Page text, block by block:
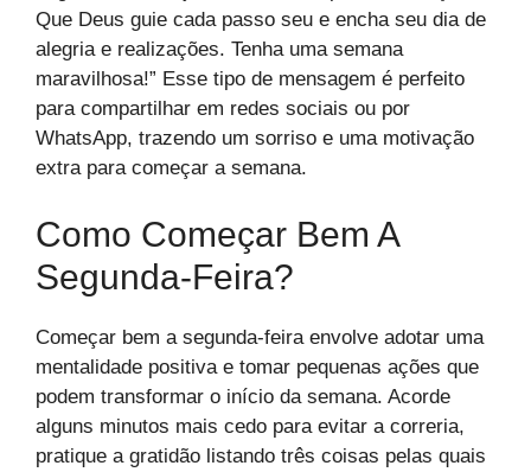
Que Deus guie cada passo seu e encha seu dia de
alegria e realizações. Tenha uma semana
maravilhosa!” Esse tipo de mensagem é perfeito
para compartilhar em redes sociais ou por
WhatsApp, trazendo um sorriso e uma motivação
extra para começar a semana.
Como Começar Bem A
Segunda-Feira?
Começar bem a segunda-feira envolve adotar uma
mentalidade positiva e tomar pequenas ações que
podem transformar o início da semana. Acorde
alguns minutos mais cedo para evitar a correria,
pratique a gratidão listando três coisas pelas quais